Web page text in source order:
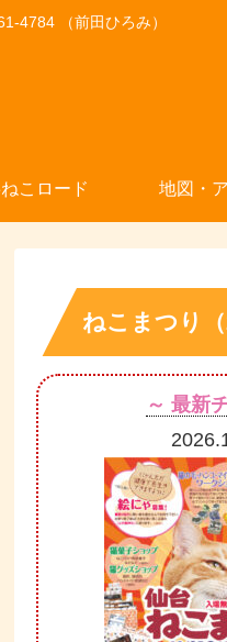
4784 （前田ひろみ）
ねこロード 地図・
ねこまつり（
～ 最新